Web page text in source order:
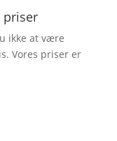
priser
ikke at være
Vores priser er